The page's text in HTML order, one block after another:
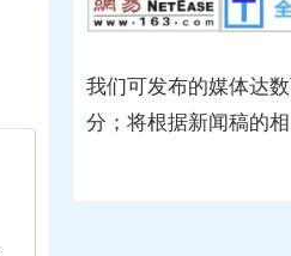
我们可发布的媒体达
分；将根据新闻稿的相